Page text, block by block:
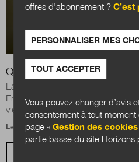
Quels droits pour les
La loi pénitentiaire du 24
France, précise la liste des droits
vie en détention...
Le 8 août 2018
offres d’abonnement ? C’est
PERSONNALISER MES
TOUT ACCEPTER
Vous pouvez changer d’avis
consentement à tout moment
page « Gestion des cookies
partie basse du site Horizons